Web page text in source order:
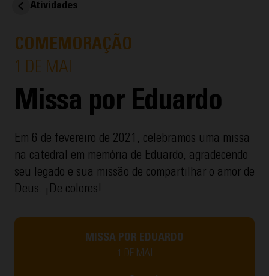
Atividades
COMEMORAÇÃO
1 DE MAI
Missa por Eduardo
Em 6 de fevereiro de 2021, celebramos uma missa
na catedral em memória de Eduardo, agradecendo
seu legado e sua missão de compartilhar o amor de
Deus. ¡De colores!
MISSA POR EDUARDO
1 DE MAI